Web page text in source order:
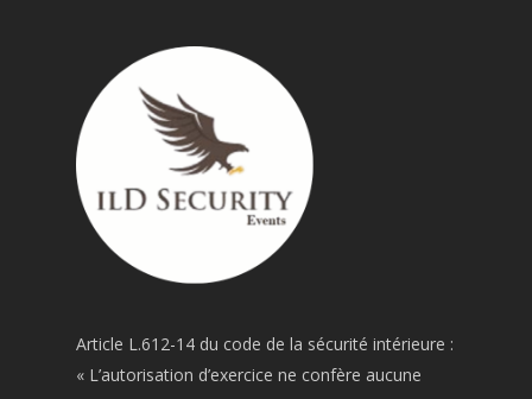
Article L.612-14 du code de la sécurité intérieure :
« L’autorisation d’exercice ne confère aucune